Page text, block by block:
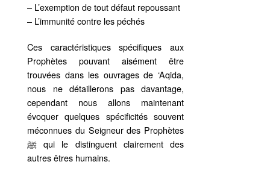
– L’exemption de tout défaut repoussant
– L’immunité contre les péchés
Ces caractéristiques spécifiques aux
Prophètes pouvant aisément être
trouvées dans les ouvrages de ‘Aqida,
nous ne détaillerons pas davantage,
cependant nous allons maintenant
évoquer quelques spécificités souvent
méconnues du Seigneur des Prophètes
ﷺ qui le distinguent clairement des
autres êtres humains.